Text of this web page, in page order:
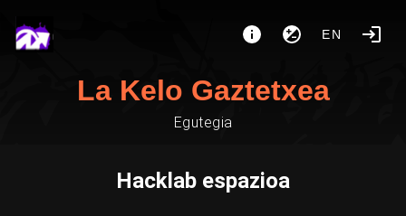
EN
La Kelo Gaztetxea
Egutegia
Hacklab espazioa